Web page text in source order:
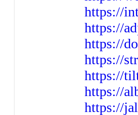
https://
https://
https://
https://
https://
https://
https://